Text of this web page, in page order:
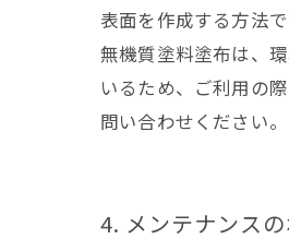
表面を作成する方法
無機質塗料塗布は、
いるため、ご利用の
問い合わせください。
4. メンテナンス